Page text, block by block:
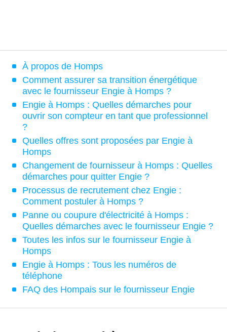
À propos de Homps
Comment assurer sa transition énergétique
avec le fournisseur Engie à Homps ?
Engie à Homps : Quelles démarches pour
ouvrir son compteur en tant que professionnel
?
Quelles offres sont proposées par Engie à
Homps
Changement de fournisseur à Homps : Quelles
démarches pour quitter Engie ?
Processus de recrutement chez Engie :
Comment postuler à Homps ?
Panne ou coupure d'électricité à Homps :
Quelles démarches avec le fournisseur Engie ?
Toutes les infos sur le fournisseur Engie à
Homps
Engie à Homps : Tous les numéros de
téléphone
FAQ des Hompais sur le fournisseur Engie